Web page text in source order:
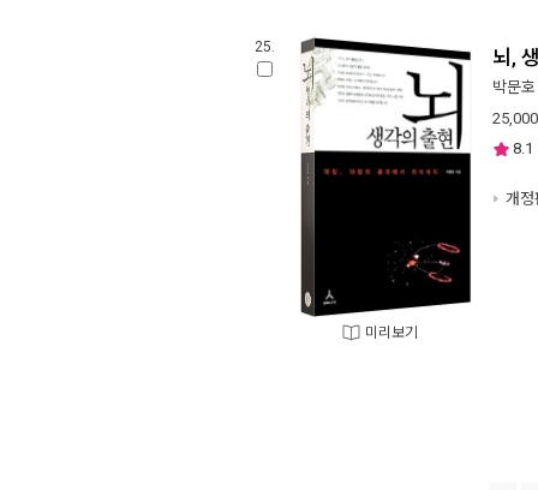
25.
미리보기
뇌,
박문호
25,000
8.1
개정